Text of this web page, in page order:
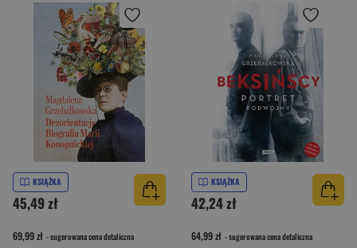
KSIĄŻKA
45,49 zł
69,99 zł - sugerowana cena detaliczna
KSIĄŻKA
42,24 zł
64,99 zł - sugerowana cena detaliczna